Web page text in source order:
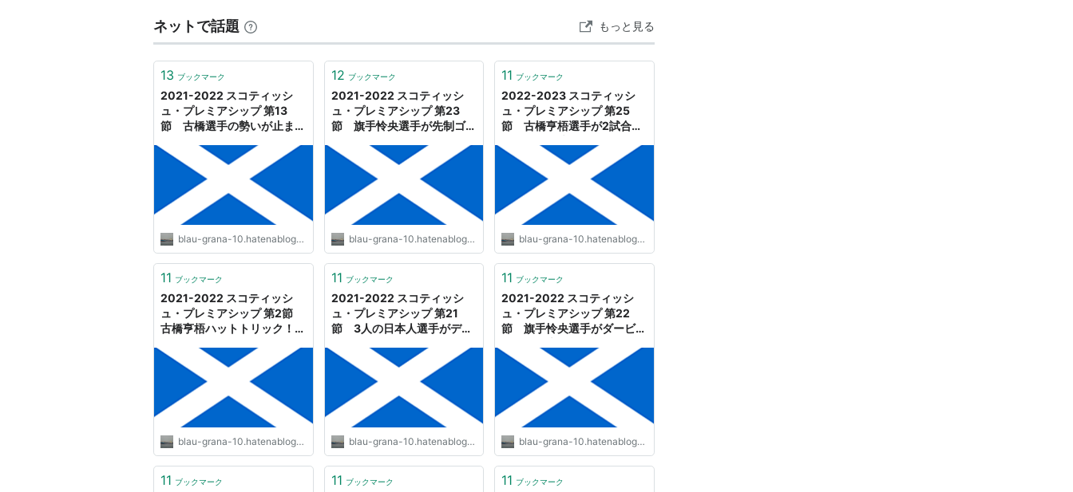
2009-
10
グラスゴー・レンジャー
ズFC
セルティックFC
ダンディー・ユナイテッド
FC
2010-
11
グラスゴー・レンジャー
ズFC
セルティックFC
ハート・オブ・ミドロシア
ンFC
12
2012-
13
セルティックFC マザーウェルFC セント・ジョンストンFC
関連キーワード
スコティッシュカップ
スコティッシュリーグカップ
UEFAチャンピオンズリーグ
UEFAヨーロッパリーグ
ネットで話題 もっと見る
13 ブックマーク
2021-2022 スコティッシ
ュ・プレミアシップ 第13
節 古橋選手の勢いが止まら
PORT
blau-grana-10.hatenablog.com
12 ブックマーク
2021-2022 スコティッシ
ュ・プレミアシップ 第23
節 旗手怜央選手が先制ゴー
blau-grana-10.hatenablog.com
11 ブックマーク
2022-2023 スコティッシ
ュ・プレミアシップ 第25
節 古橋亨梧選手が2試合連
OF THE PORT
blau-grana-10.hatenablog.com
11 ブックマーク
2021-2022 スコティッシ
ュ・プレミアシップ 第2節
古橋亨梧ハットトリック！！
blau-grana-10.hatenablog.com
11 ブックマーク
2021-2022 スコティッシ
ュ・プレミアシップ 第21
節 3人の日本人選手がデビ
PORT
blau-grana-10.hatenablog.com
11 ブックマーク
2021-2022 スコティッシ
ュ・プレミアシップ 第22
節 旗手怜央選手がダービー
OF THE PORT
blau-grana-10.hatenablog.com
11 ブックマーク 11 ブックマーク 11 ブックマーク